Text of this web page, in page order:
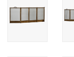
Login